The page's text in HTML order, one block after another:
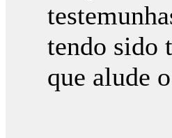
tendo sido
que alude